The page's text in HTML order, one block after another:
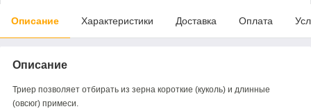
Описание Характеристики Доставка Оплата
Описание
Триер позволяет отбирать из зерна короткие (куколь) и длинные
(овсюг) примеси.